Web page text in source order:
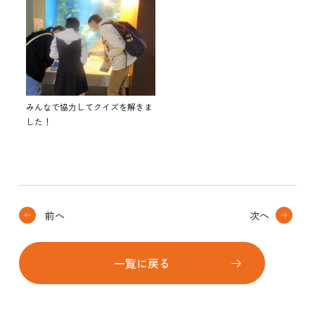
みんなで協力してクイズを解きま
した！
前へ
一覧に戻る
次へ